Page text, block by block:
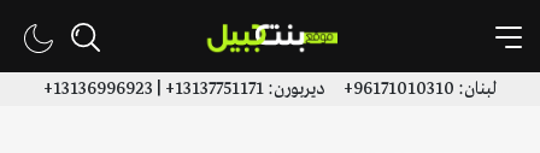
لبنان: 96171010310+ ديربورن: 13137751171+ | 13136996923+